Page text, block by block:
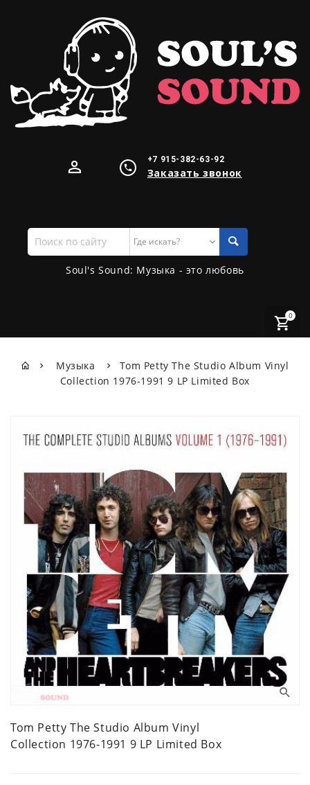
+7 915-382-63-92
Заказать звонок
Поиск
по
сайту
Soul's Sound: Музыка - это любовь
0
Музыка
Tom Petty The Studio Album Vinyl
Collection 1976-1991 9 LP Limited Box
Tom Petty The Studio Album Vinyl
Collection 1976-1991 9 LP Limited Box